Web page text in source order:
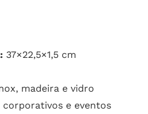
37×22,5×1,5 cm
madeira e vidro
corporativos e eventos